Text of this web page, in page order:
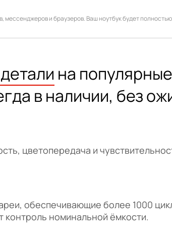
и браузеров. Ваш ноутбук будет
на популярные
в наличии, без
цветопередача и
обеспечивающие более 1000
контроль номинальной ёмкости.